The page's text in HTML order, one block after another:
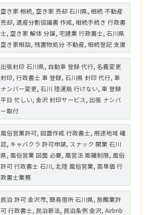
空き家 相続, 空き家 売却 石川県, 相続 不動産
売却, 遺産分割協議書 作成, 相続手続き 行政書
士, 空き家 解体 分譲, 宅建業 行政書士, 石川県
空き家相談, 残置物処分 不動産, 相続登記 支援
出張封印 石川県, 自動車 登録 代行, 名義変更
封印, 行政書士 車 登録, 石川県 封印 代行, 車
ナンバー変更, 石川 陸運局 行けない, 車 登録
平日 忙しい, 金沢 封印サービス, 出張 ナンバ
ー取付
風俗営業許可, 図面作成 行政書士, 用途地域 確
認, キャバクラ 許可申請, スナック 開業 石川
県, 風俗営業 図面 必要, 風営法 距離制限, 風俗
許可 行政書士 石川, 北陸 風俗営業, 高単価 行
政書士業務
民泊 許可 金沢市, 簡易宿所 石川県, 旅館業許
可 行政書士, 民泊新法, 民泊条例 金沢, Airbnb